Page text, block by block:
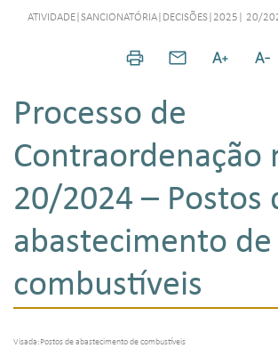
ATIVIDADE SANCIONATÓRIA DECISÕES 2025 20/
Processo de
Contraordenação
20/2024 – Postos
abastecimento de
combustíveis
Visada:Postos de abastecimento de combustíveis